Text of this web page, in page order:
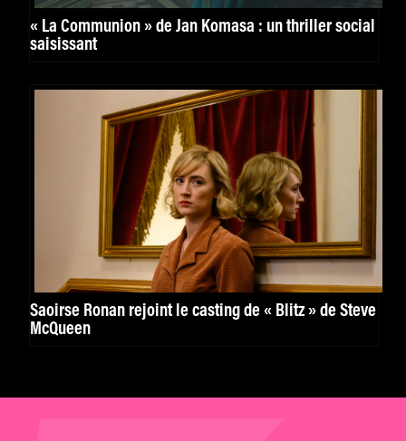
« La Communion » de Jan Komasa : un thriller social
saisissant
Saoirse Ronan rejoint le casting de « Blitz » de Steve
McQueen